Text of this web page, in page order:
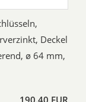
Deckel
ø 64 mm,
190,40 EUR